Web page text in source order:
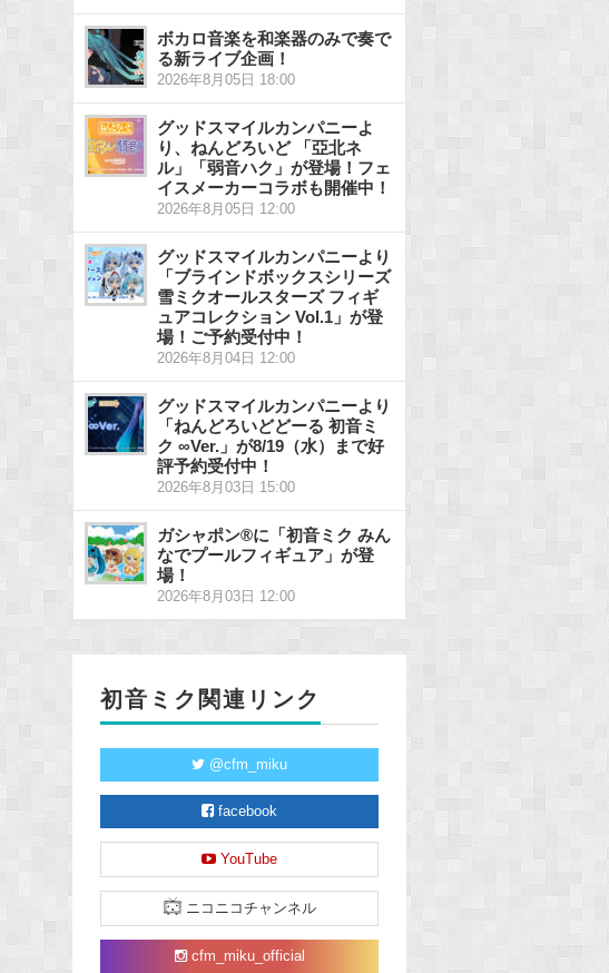
ボカロ音楽を和楽器のみで奏で
る新ライブ企画！
2026年8月05日 18:00
グッドスマイルカンパニーよ
り、ねんどろいど 「亞北ネ
ル」「弱音ハク」が登場！フェ
イスメーカーコラボも開催中！
2026年8月05日 12:00
グッドスマイルカンパニーより
「ブラインドボックスシリーズ
雪ミクオールスターズ フィギ
ュアコレクション Vol.1」が登
場！ご予約受付中！
2026年8月04日 12:00
グッドスマイルカンパニーより
「ねんどろいどどーる 初音ミ
ク ∞Ver.」が8/19（水）まで好
評予約受付中！
2026年8月03日 15:00
ガシャポン®に「初音ミク みん
なでプールフィギュア」が登
場！
2026年8月03日 12:00
初音ミク関連リンク
@cfm_miku
facebook
YouTube
ニコニコチャンネル
cfm_miku_official